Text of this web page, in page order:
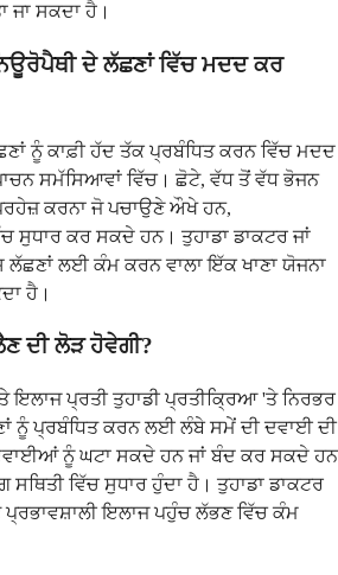
ਜਾ ਸਕਦਾ ਹੈ।
ਦੇ ਲੱਛਣਾਂ ਵਿੱਚ ਮਦਦ ਕਰ
ਨੂੰ ਕਾਫ਼ੀ ਹੱਦ ਤੱਕ ਪ੍ਰਬੰਧਿਤ ਕਰਨ ਵਿੱਚ ਮਦਦ
ਸਮੱਸਿਆਵਾਂ ਵਿੱਚ। ਛੋਟੇ, ਵੱਧ ਤੋਂ ਵੱਧ ਭੋਜਨ
ਕਰਨਾ ਜੋ ਪਚਾਉਣੇ ਔਖੇ ਹਨ,
ਸੁਧਾਰ ਕਰ ਸਕਦੇ ਹਨ। ਤੁਹਾਡਾ ਡਾਕਟਰ ਜਾਂ
ਲੱਛਣਾਂ ਲਈ ਕੰਮ ਕਰਨ ਵਾਲਾ ਇੱਕ ਖਾਣਾ ਯੋਜਨਾ
ਹੈ।
ਦੀ ਲੋੜ ਹੋਵੇਗੀ?
ਇਲਾਜ ਪ੍ਰਤੀ ਤੁਹਾਡੀ ਪ੍ਰਤੀਕ੍ਰਿਆ 'ਤੇ ਨਿਰਭਰ
ਨੂੰ ਪ੍ਰਬੰਧਿਤ ਕਰਨ ਲਈ ਲੰਬੇ ਸਮੇਂ ਦੀ ਦਵਾਈ ਦੀ
ਨੂੰ ਘਟਾ ਸਕਦੇ ਹਨ ਜਾਂ ਬੰਦ ਕਰ ਸਕਦੇ ਹਨ
ਵਿੱਚ ਸੁਧਾਰ ਹੁੰਦਾ ਹੈ। ਤੁਹਾਡਾ ਡਾਕਟਰ
ਇਲਾਜ ਪਹੁੰਚ ਲੱਭਣ ਵਿੱਚ ਕੰਮ